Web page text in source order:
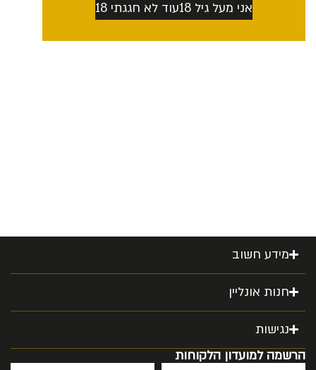
אני מעל גיל 18 עוד לא חגגתי 18
מידע חשוב
חנות אונליין
נגישות
הרשמה למועדון הלקוחות